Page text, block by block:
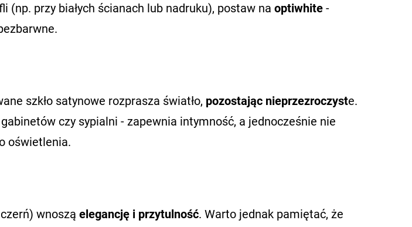
(np. przy białych ścianach lub nadruku), postaw na optiwhite -
szkło satynowe rozprasza światło, pozostając nieprzezroczyste.
czy sypialni - zapewnia intymność, a jednocześnie nie
oświetlenia.
wnoszą elegancję i przytulność. Warto jednak pamiętać, że